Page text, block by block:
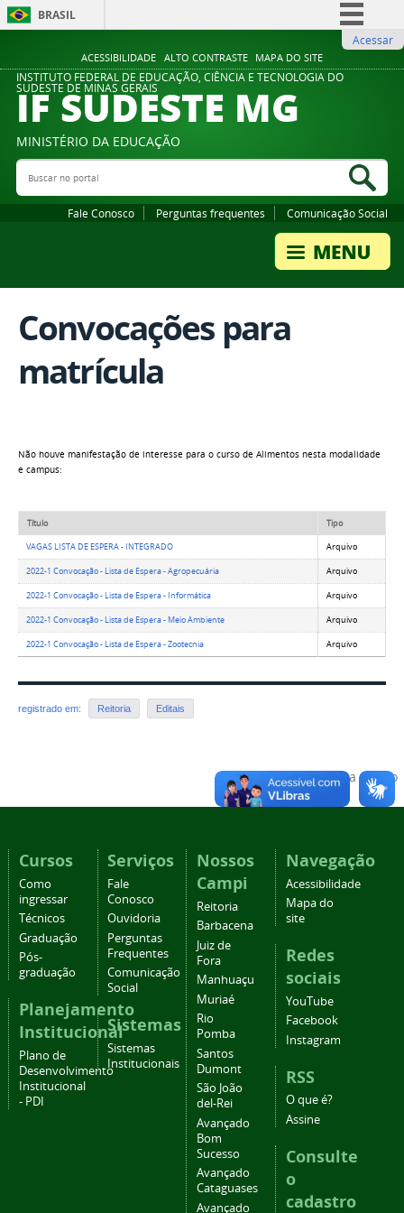
ACESSIBILIDADE ALTO CONTRASTE MAPA DO SITE
BRASIL
Comunica BR
Participe
Legislação
Acessar
INSTITUTO FEDERAL DE EDUCAÇÃO, CIÊNCIA E TECNOLOGIA DO
SUDESTE DE MINAS GERAIS
IF SUDESTE MG
MINISTÉRIO DA EDUCAÇÃO
Buscar no portal
Fale Conosco Perguntas frequentes Comunicação Social
Convocações para
matrícula
Não houve manifestação de interesse para o curso de Alimentos nesta modalidade
e campus:
Título Tipo
VAGAS LISTA DE ESPERA - INTEGRADO Arquivo
2022-1 Convocação - Lista de Espera - Agropecuária Arquivo
2022-1 Convocação - Lista de Espera - Informática Arquivo
2022-1 Convocação - Lista de Espera - Meio Ambiente Arquivo
2022-1 Convocação - Lista de Espera - Zootecnia Arquivo
registrado em: Reitoria Editais
Voltar para o topo
Cursos
Como
ingressar
Técnicos
Graduação
Pós-
graduação
Planejamento
Institucional
Plano de
Desenvolvimento
Institucional
- PDI
Serviços
Fale
Conosco
Ouvidoria
Perguntas
Frequentes
Comunicação
Social
Sistemas
Sistemas
Institucionais
Nossos
Campi
Reitoria
Barbacena
Juiz de
Fora
Manhuaçu
Muriaé
Rio
Pomba
Santos
Dumont
São João
del-Rei
Avançado
Bom
Sucesso
Avançado
Cataguases
Avançado
Navegação
Acessibilidade
Mapa do
site
Redes
sociais
YouTube
Facebook
Instagram
RSS
O que é?
Assine
Consulte
o
cadastro